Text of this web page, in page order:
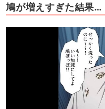
鳩が増えすぎた結果…